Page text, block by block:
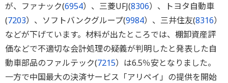
が、ファナック(6954）、三菱UFJ(8306）、トヨタ自動車
(7203）、ソフトバンクグループ(9984）、三井住友(8316）
などが下げています。材料が出たところでは、棚卸資産評
価などで不適切な会計処理の疑義が判明したと発表した自
動車部品のファルテック(7215）は6.5％安となりました。
一方で中国最大の決済サービス「アリペイ」の提供を開始